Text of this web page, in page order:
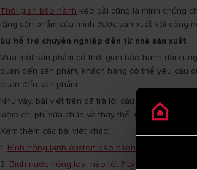
Thời gian bảo hành kéo dài cũng là minh chứng
rằng sản phẩm của mình được sản xuất với công
Sự hỗ trợ chuyên nghiệp đến từ nhà sản xuất
Mua một sản phẩm có thời gian bảo hành dài
quan đến sản phẩm, khách hàng có thể yêu cầu
quan đến sản phẩm.
Như vậy, bài viết trên đã trả lời câu hỏi về
kiệm chi phí sửa chữa và thay thế, mà còn tăng
Xem thêm các bài viết khác:
1. Bình nóng lạnh Ariston bảo hành bao lâu và
2. Bình nước nóng loại nào tốt ? Lý do nên chọn